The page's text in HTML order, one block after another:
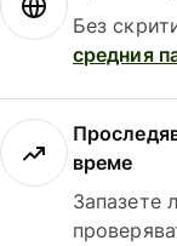
Без
средния
време
Запазете